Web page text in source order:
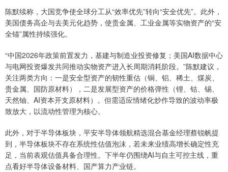
陈默续称，大国竞争使全球分工从“效率优先”转向“安全优先”。此外，
美国债务高企与去美元化趋势，使贵金属、工业金属等实物资产的“安
全锚”属性持续强化。
“中国2026年政策前置发力，基建与制造业投资修复；美国AI数据中心
与电网投资爆发共同推动实物资产进入长周期消耗阶段。”陈默建议，
关注两类方向：一是安全型资产的韧性重估（铜、铝、稀土、煤炭、
贵金属、国防原材料），二是发展型资产的价格弹性（锂、钴、锡、
天然铀、AI资本开支原材料）。但需适应情绪化炒作导致的波动率极
致放大，以流动性管理为核心。
此外，对于半导体板块，平安半导体领航精选混合基金经理蔡锐帆提
到，半导体板块不存在系统性估值泡沫，若未来业绩高增长确定性充
足，当前表观估值具备合理性。下半年仍围绕AI与自主可控主线，重
点看好半导体设备材料、国产算力产业链。